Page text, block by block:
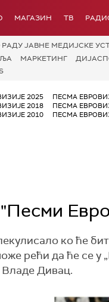
МАГАЗИН ТВ
ЈАВНЕ МЕДИЈСКЕ
МАРКЕТИНГ
2025 ПЕСМА
2018 ПЕСМА
2010 ПЕСМА
ко ће
рећи да ће се у
Дивац.